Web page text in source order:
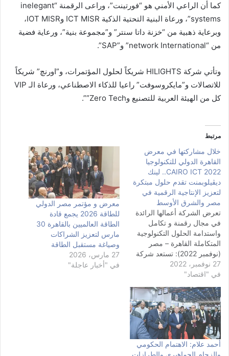
كما أن الراعي الأمني هو “فورتينت”، وراعى الرقمنة “inelegant
systems”، ورعاة البنية التحتية الذكية ICT MISR وIOT MISR،
وبرعاية ذهبية من “خزنة داتا سنتر” و”مجموعة بنية”، ورعاية فضية
من “network International” و”SAP”.
وتأتي شركة HILIGHTS شريكاً لحلول المؤتمرات، و”اورنچ” شريكاً
للاتصالات و”مايكروسوفت” راعيا للذكاء الاصطناعي، ورعاة الـ VIP
كل من الهيئة العربية للتصنيع وZero Tech””.
مرتبط
خلال مشاركتها في معرض
القاهرة الدولي للتكنولوجيا
CAIRO ICT 2022.. لينك
ديڤيلوبمنت تقدم حلول مبتكرة
لتعزيز الإنتاجية الرقمية في
مصر والشرق الأوسط
تعرض الشركة أعمالها الرائدة
في مجال رقمنة و تكامل
واستدامة الحلول التكنولوجية
المتكاملة القاهرة – مصر
(نوفمبر 2022): تستعد شركة
لينك ديڤيلوبمنت Link
للاستثمارات التكنولوجية،
للمشاركة في معرض القاهرة
الدولي للتكنولوجيا الذي سيقام
في مركز مصر للمعارض
الدولية في الفترة…
27 نوفمبر، 2022
في "اقتصاد"
معرض و مؤتمر مصر الدولي
للطاقة 2026 يجمع قادة
الطاقة العالميين بالقاهرة 30
مارس لتعزيز الشراكات
وصياغة مستقبل الطاقة
27 مارس، 2026
في "أخبار عاجلة"
أحمد علام: الاهتمام الحكومي
والزحام الجماهيري والطرازات